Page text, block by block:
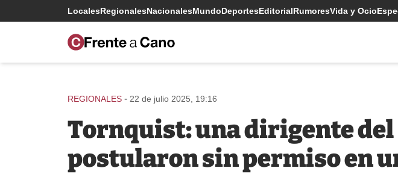
LocalesRegionalesNacionalesMundoDeportesEditorialRumoresVida y Ocio
REGIONALES - 22 de julio 2025, 19:16
Tornquist: una dirigente del
postularon sin permiso en